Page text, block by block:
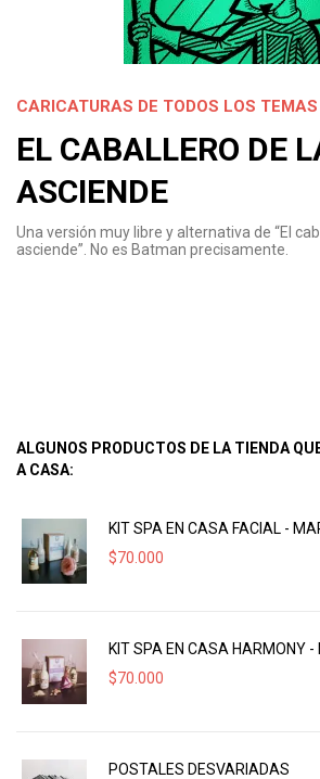
CARICATURAS DE TODOS LOS TEMAS
EL CABALLERO DE
ASCIENDE
Una versión muy libre y alternativa de “El
asciende”. No es Batman precisamente.
ALGUNOS PRODUCTOS DE LA TIENDA
A CASA:
KIT SPA EN CASA FACIAL -
$70.000
KIT SPA EN CASA HARMONY -
$70.000
POSTALES DESVARIADAS